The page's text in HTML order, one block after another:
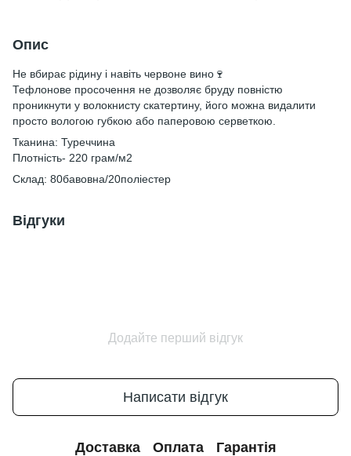
Опис
Не вбирає рідину і навіть червоне вино🍷
Тефлонове просочення не дозволяє бруду повністю
проникнути у волокнисту скатертину, його можна видалити
просто вологою губкою або паперовою серветкою.
Тканина: Туреччина
Плотність- 220 грам/м2
Склад: 80бавовна/20поліестер
Відгуки
Додайте перший відгук
Написати відгук
Доставка Оплата Гарантія